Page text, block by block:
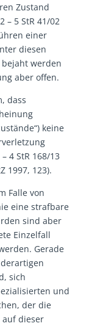
Zustand
– 5 StR 41/02
einer
diesen
werden
aber offen.
dass
keine
4 StR 168/13
1997, 123).
Falle von
eine strafbare
sind aber
Einzelfall
Gerade
sich
und
der die
auf dieser